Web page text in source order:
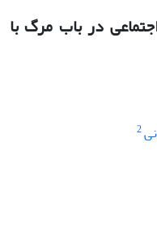
در باب مرگ با
2